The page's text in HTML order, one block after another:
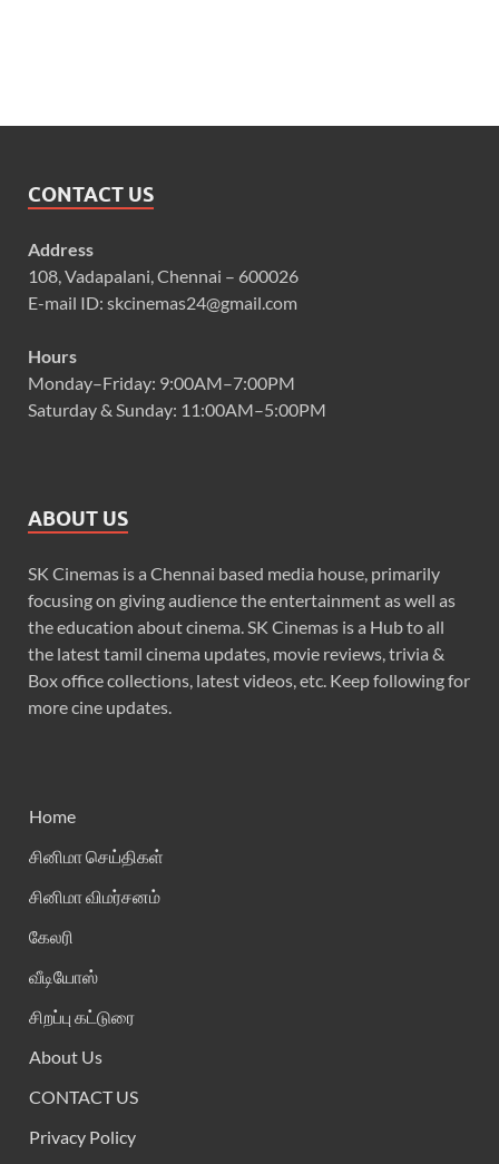
CONTACT US
Address
108, Vadapalani, Chennai – 600026
E-mail ID: skcinemas24@gmail.com
Hours
Monday–Friday: 9:00AM–7:00PM
Saturday & Sunday: 11:00AM–5:00PM
ABOUT US
SK Cinemas is a Chennai based media house, primarily
focusing on giving audience the entertainment as well as
the education about cinema. SK Cinemas is a Hub to all
the latest tamil cinema updates, movie reviews, trivia &
Box office collections, latest videos, etc. Keep following for
more cine updates.
Home
சினிமா செய்திகள்
சினிமா விமர்சனம்
கேலரி
வீடியோஸ்
சிறப்பு கட்டுரை
About Us
CONTACT US
Privacy Policy